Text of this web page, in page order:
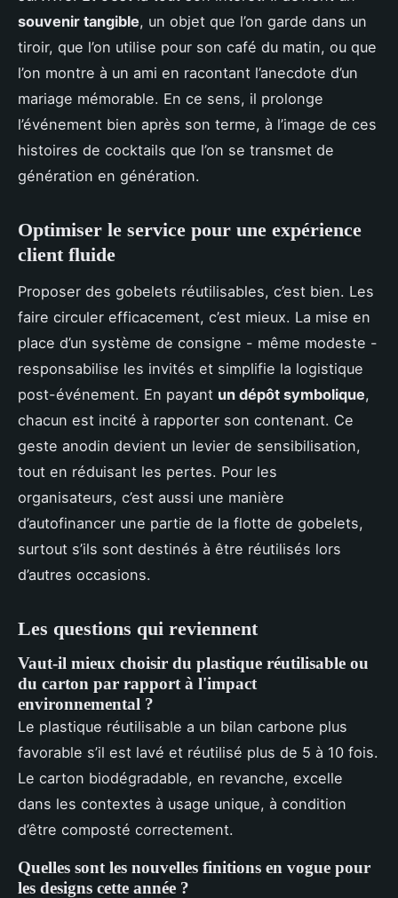
souvenir tangible, un objet que l’on garde dans un
tiroir, que l’on utilise pour son café du matin, ou que
l’on montre à un ami en racontant l’anecdote d’un
mariage mémorable. En ce sens, il prolonge
l’événement bien après son terme, à l’image de ces
histoires de cocktails que l’on se transmet de
génération en génération.
Optimiser le service pour une expérience
client fluide
Proposer des gobelets réutilisables, c’est bien. Les
faire circuler efficacement, c’est mieux. La mise en
place d’un système de consigne - même modeste -
responsabilise les invités et simplifie la logistique
post-événement. En payant un dépôt symbolique,
chacun est incité à rapporter son contenant. Ce
geste anodin devient un levier de sensibilisation,
tout en réduisant les pertes. Pour les
organisateurs, c’est aussi une manière
d’autofinancer une partie de la flotte de gobelets,
surtout s’ils sont destinés à être réutilisés lors
d’autres occasions.
Les questions qui reviennent
Vaut-il mieux choisir du plastique réutilisable ou
du carton par rapport à l'impact
environnemental ?
Le plastique réutilisable a un bilan carbone plus
favorable s’il est lavé et réutilisé plus de 5 à 10 fois.
Le carton biodégradable, en revanche, excelle
dans les contextes à usage unique, à condition
d’être composté correctement.
Quelles sont les nouvelles finitions en vogue pour
les designs cette année ?